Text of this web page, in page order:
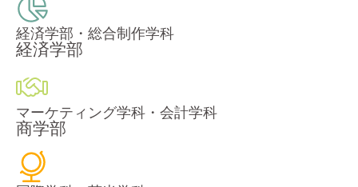
経済学部・総合制作学科
経済学部
マーケティング学科・会計学科
商学部